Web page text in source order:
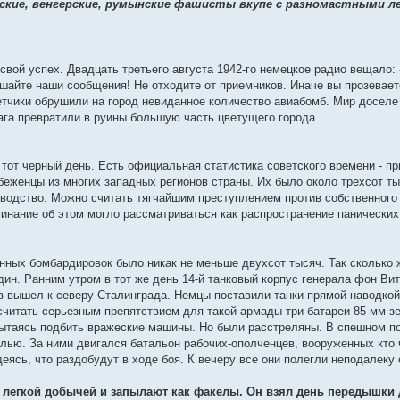
венгерские, румынские фашисты вкупе с разномастными
успех. Двадцать третьего августа 1942-го немецкое радио вещало:
наши сообщения! Не отходите от приемников. Иначе вы
обрушили на город невиданное количество авиабомб. Мир доселе
превратили в руины большую часть цветущего города.
черный день. Есть официальная статистика советского времени -
из многих западных регионов страны. Их было около трехсот
Можно считать тягчайшим преступлением против
об этом могло рассматриваться как распространение
бомбардировок было никак не меньше двухсот тысяч. Так
Ранним утром в тот же день 14-й танковый корпус генерала фон
к северу Сталинграда. Немцы поставили танки прямой
серьезным препятствием для такой армады три батареи 85-мм
подбить вражеские машины. Но были расстреляны. В спешном
За ними двигался батальон рабочих-ополченцев, вооруженных
что раздобудут в ходе боя. К вечеру все они полегли неподалеку
легкой добычей и запылают как факелы. Он взял день